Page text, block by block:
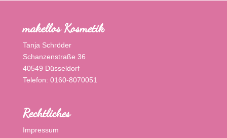
makellos Kosmetik
Tanja Schröder
Schanzenstraße 36
40549 Düsseldorf
Telefon: 0160-8070051
Rechtliches
Impressum